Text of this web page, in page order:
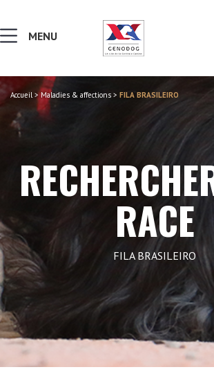
MALADIES &
NOTIONS DE
RECHERCHER UNE
LEXIQUE
VERS LE SITE
MENU
Accueil>Maladies & affections > FILA BRASILEIRO
RACE
FILA BRASILEIRO